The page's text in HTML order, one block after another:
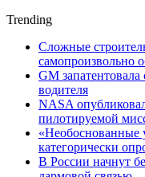
Trending
Сложные
самопроизвольно
GM
водителя
NASA
пилотируемой
«Необоснованные
категорически
В России начнут